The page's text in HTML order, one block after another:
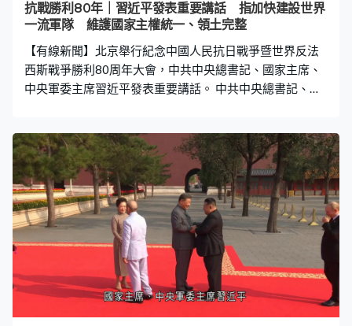
抗戰勝利80年｜習近平發表重要講話 指加快建設世界
一流軍隊 維護國家主權統一、領土完整
【有線新聞】北京舉行紀念中國人民抗日戰爭暨世界反法
西斯戰爭勝利80周年大會，中共中央總書記、國家主席、
中央軍委主席習近平發表重要講話。 中共中央總書記、國
先烈、珍愛和平、開創未來。歷史警示我們人類命運休戚
與共，各個國家、各個民族只有平等相待、和睦相處、守
望相助，才能維護共同安全，消弭戰爭根源，不讓歷史悲
劇重演。今天，人類又面臨和平還是戰爭、對話還是對
抗、共贏還是零和的選擇，中國人民堅定站在歷史正確一
邊，站在人類文明進步一邊，堅持走和平發展道路，與各
國人民攜手構建人類命運共同體。中國人民解放軍始終是
黨和人民完全可以信賴的英雄部隊，全軍將士要忠實履行
神聖職責，加快建設世界一流軍隊，堅決維護國家主權統
一、領土完整，為實現中華民族偉大復興提供戰略支撐，